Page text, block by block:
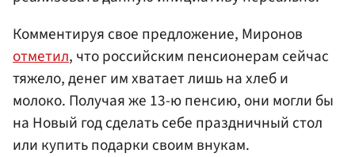
Комментируя свое предложение, Миронов
отметил, что российским пенсионерам сейчас
тяжело, денег им хватает лишь на хлеб и
молоко. Получая же 13-ю пенсию, они могли бы
на Новый год сделать себе праздничный стол
или купить подарки своим внукам.